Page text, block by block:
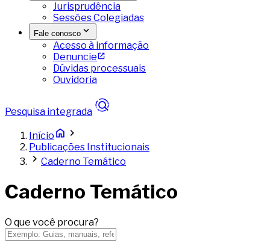
Jurisprudência
Sessões Colegiadas
Fale conosco
Acesso à informação
Denuncie
Dúvidas processuais
Ouvidoria
Pesquisa integrada
Início
Publicações Institucionais
Caderno Temático
Caderno Temático
O que você procura?